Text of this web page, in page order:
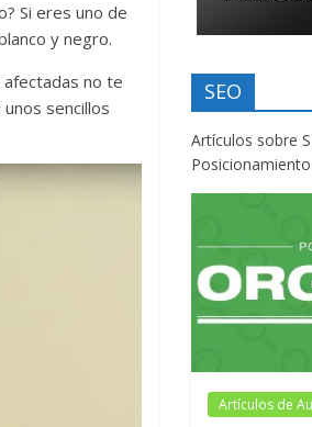
Si eres uno de
y negro.
no te
sencillos
SEO
Artículos sobre
Artículos de